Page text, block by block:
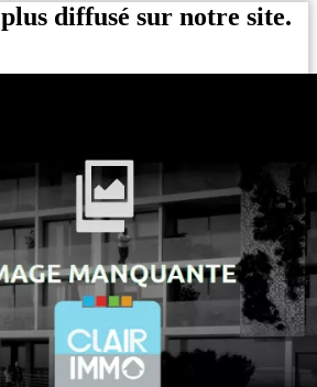
diffusé sur notre site.